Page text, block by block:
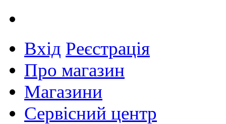
Вхід Реєстрація
Про магазин
Магазини
Сервісний центр